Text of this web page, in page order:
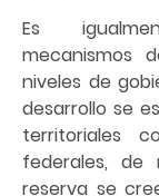
Es
mecanismos
niveles de
desarrollo se
territoriales
federales,
reserva se